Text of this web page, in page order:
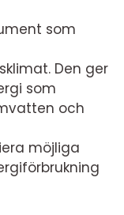
som
Den ger
som
och
möjliga